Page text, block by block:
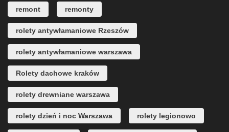
remont remonty
rolety antywłamaniowe Rzeszów
rolety antywłamaniowe warszawa
Rolety dachowe kraków
rolety drewniane warszawa
rolety dzień i noc Warszawa rolety legionowo